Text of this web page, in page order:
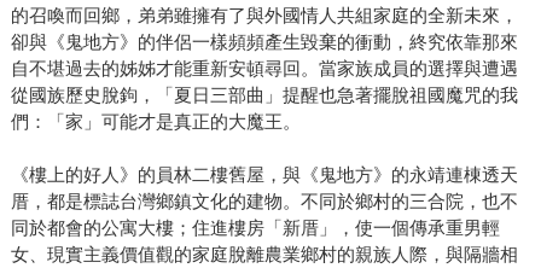
的召喚而回鄉，弟弟雖擁有了與外國情人共組家庭的全新未來，
卻與《鬼地方》的伴侶一樣頻頻產生毀棄的衝動，終究依靠那來
自不堪過去的姊姊才能重新安頓尋回。當家族成員的選擇與遭遇
從國族歷史脫鉤，「夏日三部曲」提醒也急著擺脫祖國魔咒的我
們：「家」可能才是真正的大魔王。
《樓上的好人》的員林二樓舊屋，與《鬼地方》的永靖連棟透天
厝，都是標誌台灣鄉鎮文化的建物。不同於鄉村的三合院，也不
同於都會的公寓大樓；住進樓房「新厝」，使一個傳承重男輕
女、現實主義價值觀的家庭脫離農業鄉村的親族人際，與隔牆相